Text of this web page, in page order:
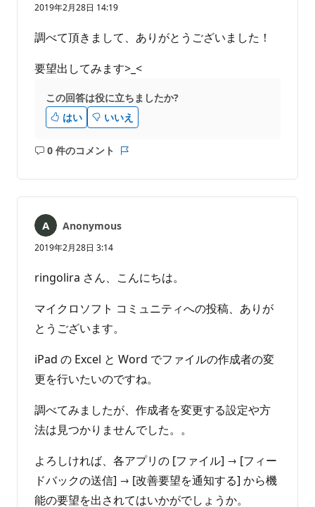
2019年2月28日 14:19
調べて頂きまして、ありがとうございました！
要望出してみます>_<
この回答は役に立ちましたか?
はい
いいえ
0 件のコメント
コ
ト
あ
り
せ
ト
Anonymous
2019年2月28日 3:14
ringolira さん、こんにちは。
マイクロソフト コミュニティへの投稿、ありが
とうございます。
iPad の Excel と Word でファイルの作成者の変
更を行いたいのですね。
調べてみましたが、作成者を変更する設定や方
法は見つかりませんでした。。
よろしければ、各アプリの [ファイル] → [フィー
ドバックの送信] → [改善要望を通知する] から機
能の要望を出されてはいかがでしょうか。